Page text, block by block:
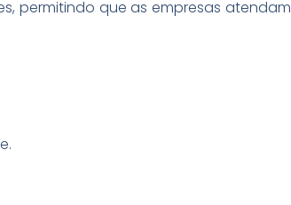
permitindo que as empresas atendam